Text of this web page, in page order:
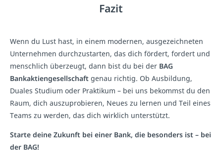
Fazit
Wenn du Lust hast, in einem modernen, ausgezeichneten
Unternehmen durchzustarten, das dich fördert, fordert und
menschlich überzeugt, dann bist du bei der BAG
Bankaktiengesellschaft genau richtig. Ob Ausbildung,
Duales Studium oder Praktikum – bei uns bekommst du den
Raum, dich auszuprobieren, Neues zu lernen und Teil eines
Teams zu werden, das dich wirklich unterstützt.
Starte deine Zukunft bei einer Bank, die besonders ist – bei
der BAG!